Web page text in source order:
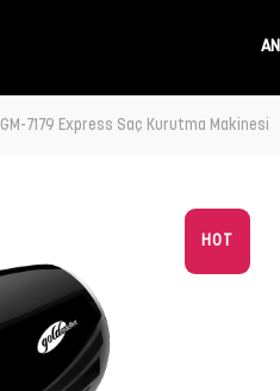
GM-7179 Express Saç Kurutma Makinesi
HOT